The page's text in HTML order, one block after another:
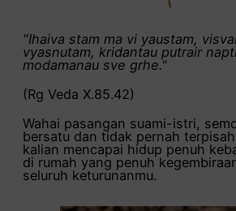
"Ihaiva stam ma vi yaustam,
vyasnutam, kridantau putrair
modamanau sve grhe."
(Rg Veda X.85.42)
Wahai pasangan suami-istri,
bersatu dan tidak pernah
kalian mencapai hidup penuh
di rumah yang penuh
seluruh keturunanmu.